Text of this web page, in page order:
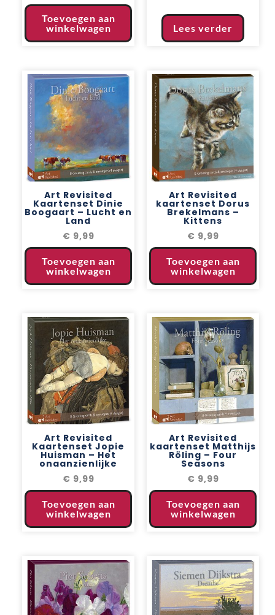
Toevoegen aan
winkelwagen
Lees verder
Art Revisited
Kaartenset Dinie
Boogaart – Lucht en
Land
€ 9,99
Toevoegen aan
winkelwagen
Art Revisited
kaartenset Dorus
Brekelmans –
Kittens
€ 9,99
Toevoegen aan
winkelwagen
Art Revisited
Kaartenset Jopie
Huisman – Het
onaanzienlijke
€ 9,99
Toevoegen aan
winkelwagen
Art Revisited
kaartenset Matthijs
Röling – Four
Seasons
€ 9,99
Toevoegen aan
winkelwagen